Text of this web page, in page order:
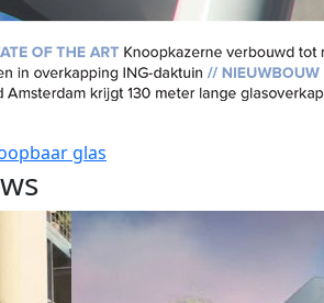
glas